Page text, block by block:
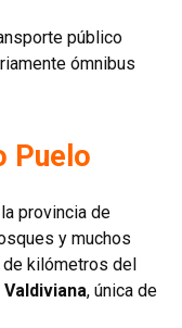
público
ómnibus
Puelo
provincia de
y muchos
de kilómetros del
, única de